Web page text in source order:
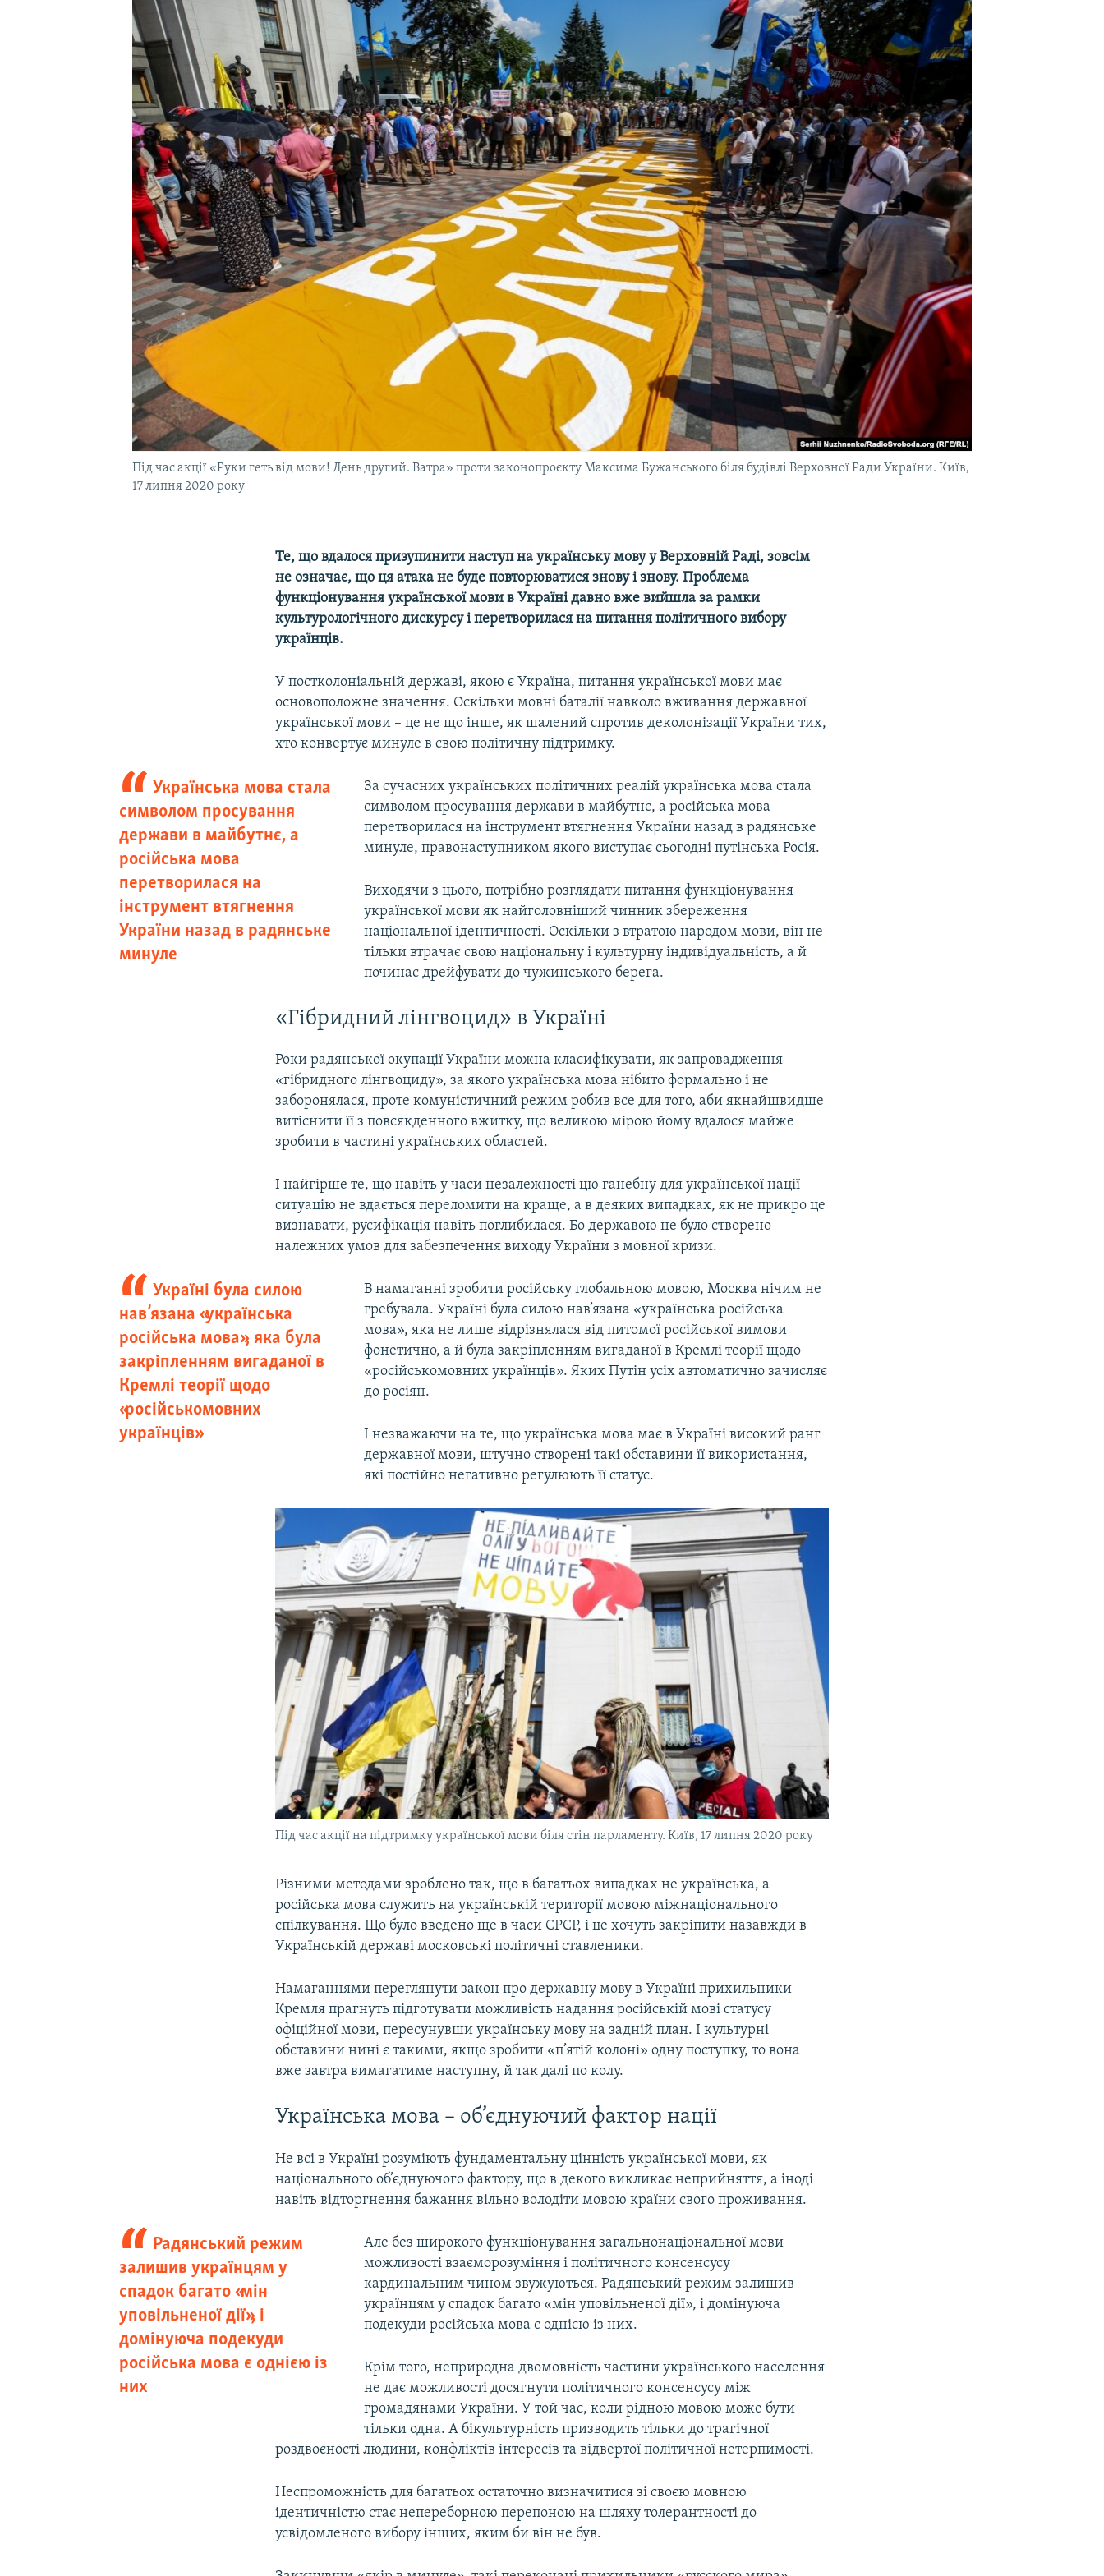
УКРАЇНСЬКА ПРОБЛЕМА КРИМУ
Під час акції «Руки геть від мови! День другий. Ватра» проти законопроєкту Максима Бужанського біля будівлі Верховної Ради України. Київ,
17 липня 2020 року
Те, що вдалося призупинити наступ на українську мову у Верховній Раді, зовсім
не означає, що ця атака не буде повторюватися знову і знову. Проблема
функціонування української мови в Україні давно вже вийшла за рамки
культурологічного дискурсу і перетворилася на питання політичного вибору
українців.
У постколоніальній державі, якою є Україна, питання української мови має
основоположне значення. Оскільки мовні баталії навколо вживання державної
української мови – це не що інше, як шалений спротив деколонізації України тих,
хто конвертує минуле в свою політичну підтримку.
Українська мова стала
символом просування
держави в майбутнє, а
російська мова
перетворилася на
інструмент втягнення
України назад в радянське
минуле
За сучасних українських політичних реалій українська мова стала
символом просування держави в майбутнє, а російська мова
перетворилася на інструмент втягнення України назад в радянське
минуле, правонаступником якого виступає сьогодні путінська Росія.
Виходячи з цього, потрібно розглядати питання функціонування
української мови як найголовніший чинник збереження
національної ідентичності. Оскільки з втратою народом мови, він не
тільки втрачає свою національну і культурну індивідуальність, а й
починає дрейфувати до чужинського берега.
«Гібридний лінгвоцид» в Україні
Роки радянської окупації України можна класифікувати, як запровадження
«гібридного лінгвоциду», за якого українська мова нібито формально і не
заборонялася, проте комуністичний режим робив все для того, аби якнайшвидше
витіснити її з повсякденного вжитку, що великою мірою йому вдалося майже
зробити в частині українських областей.
І найгірше те, що навіть у часи незалежності цю ганебну для української нації
ситуацію не вдається переломити на краще, а в деяких випадках, як не прикро це
визнавати, русифікація навіть поглибилася. Бо державою не було створено
належних умов для забезпечення виходу України з мовної кризи.
Україні була силою
нав’язана «українська
російська мова», яка була
закріпленням вигаданої в
Кремлі теорії щодо
«російськомовних
українців»
В намаганні зробити російську глобальною мовою, Москва нічим не
гребувала. Україні була силою нав’язана «українська російська
мова», яка не лише відрізнялася від питомої російської вимови
фонетично, а й була закріпленням вигаданої в Кремлі теорії щодо
«російськомовних українців». Яких Путін усіх автоматично зачисляє
до росіян.
І незважаючи на те, що українська мова має в Україні високий ранг
державної мови, штучно створені такі обставини її використання,
які постійно негативно регулюють її статус.
Під час акції на підтримку української мови біля стін парламенту. Київ, 17 липня 2020 року
Різними методами зроблено так, що в багатьох випадках не українська, а
російська мова служить на українській території мовою міжнаціонального
спілкування. Що було введено ще в часи СРСР, і це хочуть закріпити назавжди в
Українській державі московські політичні ставленики.
Намаганнями переглянути закон про державну мову в Україні прихильники
Кремля прагнуть підготувати можливість надання російській мові статусу
офіційної мови, пересунувши українську мову на задній план. І культурні
обставини нині є такими, якщо зробити «п’ятій колоні» одну поступку, то вона
вже завтра вимагатиме наступну, й так далі по колу.
Українська мова – об’єднуючий фактор нації
Не всі в Україні розуміють фундаментальну цінність української мови, як
національного об’єднуючого фактору, що в декого викликає неприйняття, а іноді
навіть відторгнення бажання вільно володіти мовою країни свого проживання.
Радянський режим
залишив українцям у
спадок багато «мін
уповільненої дії», і
домінуюча подекуди
російська мова є однією із
них
Але без широкого функціонування загальнонаціональної мови
можливості взаєморозуміння і політичного консенсусу
кардинальним чином звужуються. Радянський режим залишив
українцям у спадок багато «мін уповільненої дії», і домінуюча
подекуди російська мова є однією із них.
Крім того, неприродна двомовність частини українського населення
не дає можливості досягнути політичного консенсусу між
громадянами України. У той час, коли рідною мовою може бути
тільки одна. А бікультурність призводить тільки до трагічної
роздвоєності людини, конфліктів інтересів та відвертої політичної нетерпимості.
Неспроможність для багатьох остаточно визначитися зі своєю мовною
ідентичністю стає непереборною перепоною на шляху толерантності до
усвідомленого вибору інших, яким би він не був.